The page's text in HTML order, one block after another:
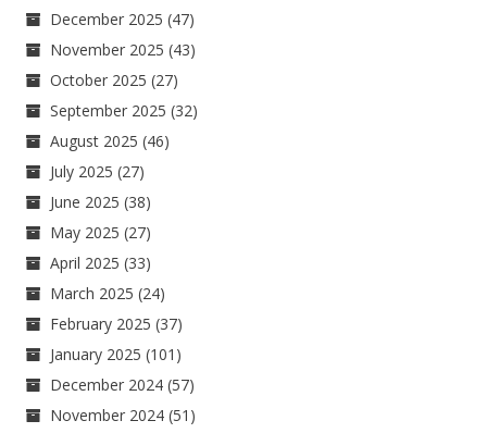
December 2025 (47)
November 2025 (43)
October 2025 (27)
September 2025 (32)
August 2025 (46)
July 2025 (27)
June 2025 (38)
May 2025 (27)
April 2025 (33)
March 2025 (24)
February 2025 (37)
January 2025 (101)
December 2024 (57)
November 2024 (51)